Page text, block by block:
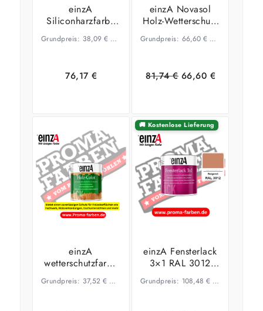
einzA
Siliconharzfarbe
F1 RAL 6015
Schwarzoliv
Grundpreis: 38,09 €– €/l
76,17€
einzA Novasol
Holz-Wetterschutz
Lasur und Farbe
für außen
Grundpreis: 66,60 €–
81,74€ 66,60 €
einzA
wetterschutzfarbe
Weiß (Holz Color)
Grundpreis: 37,52 €– €/l
🚚 Kostenlose Lieferung
einzA Fensterlack
3×1 RAL 3012
Beigerot
Grundpreis: 108,48 €–